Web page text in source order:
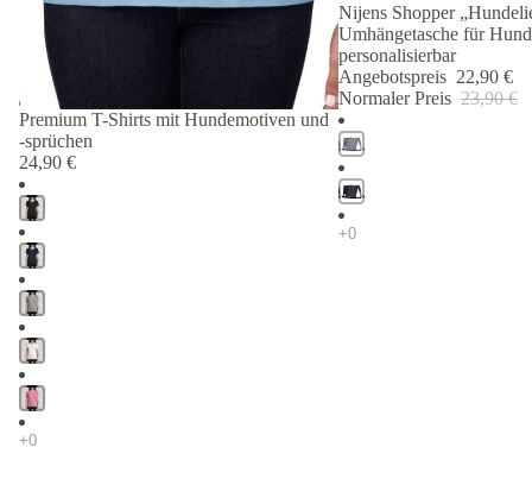
Premium T-Shirts mit Hundemotiven und
-sprüchen
24,90 €
Angebot 🐾
Nijens Shopper
Umhängetasche für
personalisierbar
Angebotspreis 22,90 €
Normaler Preis 23,90 €